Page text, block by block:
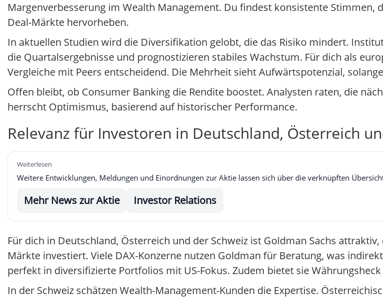
Margenverbesserung im Wealth Management. Du findest konsistente Stimmen,
Deal-Märkte hervorheben.
In aktuellen Studien wird die Diversifikation gelobt, die das Risiko mindert.
die Quartalsergebnisse und prognostizieren stabiles Wachstum. Für dich als
Vergleiche mit Peers entscheidend. Die Mehrheit sieht Aufwärtspotenzial,
Offen bleibt, ob Consumer Banking die Rendite boostet. Analysten raten, die
herrscht Optimismus, basierend auf historischer Performance.
Relevanz für Investoren in Deutschland, Österreich
Weiterlesen
Weitere Entwicklungen, Meldungen und Einordnungen zur Aktie lassen sich über die verknüpften
Mehr News zur Aktie Investor Relations
Für dich in Deutschland, Österreich und der Schweiz ist Goldman Sachs
Märkte investiert. Viele DAX-Konzerne nutzen Goldman für Beratung, was
perfekt in diversifizierte Portfolios mit US-Fokus. Zudem bietet sie Währungsheck
In der Schweiz schätzen Wealth-Management-Kunden die Expertise.